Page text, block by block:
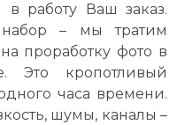
работу Ваш заказ.
набор – мы тратим
проработку фото в
Это кропотливый
часа времени.
шумы, каналы –